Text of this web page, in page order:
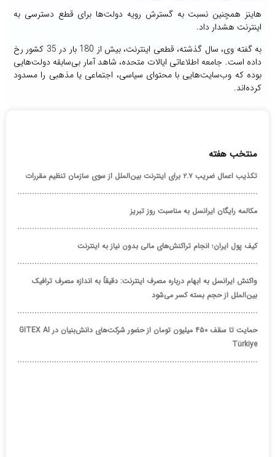
هاینز همچنین نسبت به گسترش رویه دولت‌ها برای قطع دسترسی به
اینترنت هشدار داد.
به گفته وی، سال گذشته، قطعی اینترنت، بیش از 180 بار در 35 کشور رخ
داده است. جامعه اطلاعاتی ایالات متحده، شاهد آمار بی‌سابقه دولت‌هایی
بوده که وب‌سایت‌هایی با محتوای سیاسی، اجتماعی یا مذهبی را مسدود
کرده‌اند.
منتخب هفته
تکذیب اعمال ضریب ۲.۷ برای اینترنت بین‌الملل از سوی سازمان تنظیم مقررات
مکالمه رایگان ایرانسل به مناسبت روز تبریز
کیف پول ایران؛ انجام تراکنش‌های مالی بدون نیاز به اینترنت
واکنش ایرانسل به ابهام درباره مصرف اینترنت: دقیقاً به اندازه مصرف ترافیک
بین‌الملل از حجم بسته کسر می‌شود
حمایت تا سقف ۴۵۰ میلیون تومان از حضور شرکت‌های دانش‌بنیان در GITEX AI
Türkiye